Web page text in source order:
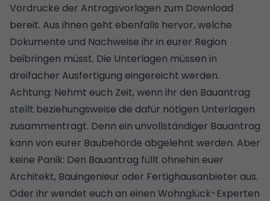
Vordrucke der Antragsvorlagen zum Download
bereit. Aus ihnen geht ebenfalls hervor, welche
Dokumente und Nachweise ihr in eurer Region
beibringen müsst. Die Unterlagen müssen in
dreifacher Ausfertigung eingereicht werden.
Achtung: Nehmt euch Zeit, wenn ihr den Bauantrag
stellt beziehungsweise die dafür nötigen Unterlagen
zusammentragt. Denn ein unvollständiger Bauantrag
kann von eurer Baubehörde abgelehnt werden. Aber
keine Panik: Den Bauantrag füllt ohnehin euer
Architekt, Bauingenieur oder Fertighausanbieter aus.
Oder ihr wendet euch an einen Wohnglück-Experten